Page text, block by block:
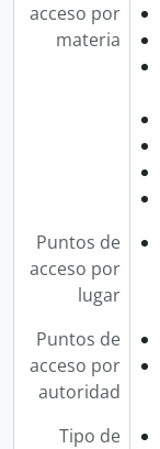
acceso por
materia
Puntos de
acceso por
lugar
Puntos de
acceso por
autoridad
Tipo de